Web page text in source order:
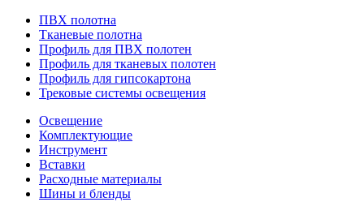
ПВХ полотна
Тканевые полотна
Профиль для ПВХ полотен
Профиль для тканевых полотен
Профиль для гипсокартона
Трековые системы освещения
Освещение
Комплектующие
Инструмент
Вставки
Расходные материалы
Шины и бленды